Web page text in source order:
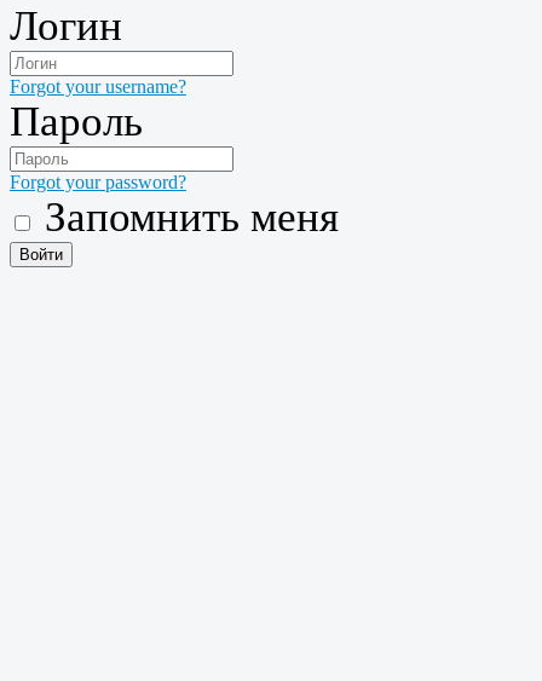
Логин
Forgot your username?
Пароль
Forgot your password?
Запомнить меня